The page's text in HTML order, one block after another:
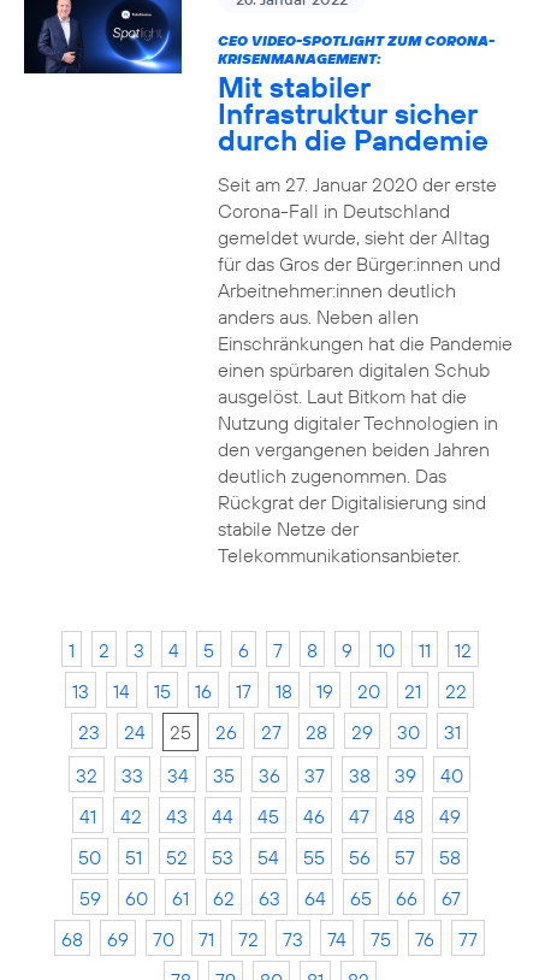
CEO VIDEO-SPOTLIGHT ZUM CORONA-
KRISENMANAGEMENT:
Mit stabiler
Infrastruktur sicher
durch die Pandemie
Seit am 27. Januar 2020 der erste
Corona-Fall in Deutschland
gemeldet wurde, sieht der Alltag
für das Gros der Bürger:innen und
Arbeitnehmer:innen deutlich
anders aus. Neben allen
Einschränkungen hat die Pandemie
einen spürbaren digitalen Schub
ausgelöst. Laut Bitkom hat die
Nutzung digitaler Technologien in
den vergangenen beiden Jahren
deutlich zugenommen. Das
Rückgrat der Digitalisierung sind
stabile Netze der
Telekommunikationsanbieter.
1 2 3 4 5 6 7 8 9 10 11
12
13
14 15 16 17 18 19 20 21
22
23
24 25 26 27 28 29 30
31
32
33 34 35 36 37 38 39
40
41
42 43 44 45 46 47 48
49
50
51 52 53 54 55 56 57
58
59
60 61 62 63 64 65 66
67
68
69 70 71 72 73 74 75 76
77